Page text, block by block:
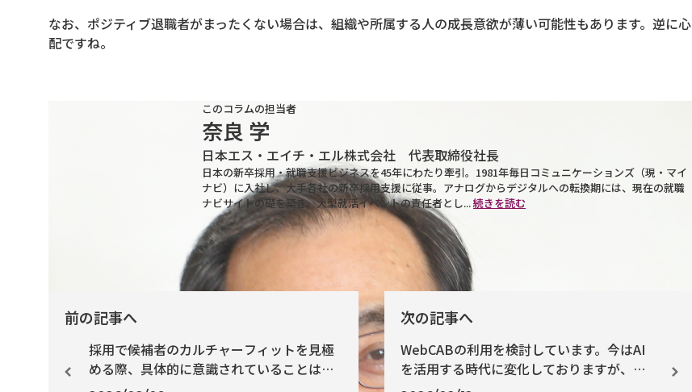
なお、ポジティブ退職者がまったくない場合は、組織や所属する人の成長意欲が薄い可能性もあります。逆に心
配ですね。
このコラムの担当者
奈良 学
日本エス・エイチ・エル株式会社 代表取締役社長
日本の新卒採用・就職支援ビジネスを45年にわたり牽引。1981年毎日コミュニケーションズ（現・マイ
ナビ）に入社し、大手各社の新卒採用支援に従事。アナログからデジタルへの転換期には、現在の就職
ナビサイトの礎を築き、大型就活イベントの責任者とし...続きを読む
前の記事へ
採用で候補者のカルチャーフィットを見極
める際、具体的に意識されていることはあ
りますか？
次の記事へ
WebCABの利用を検討しています。今はAI
を活用する時代に変化しておりますが、貴
社のSE・PG適性は陳腐化しないものなので